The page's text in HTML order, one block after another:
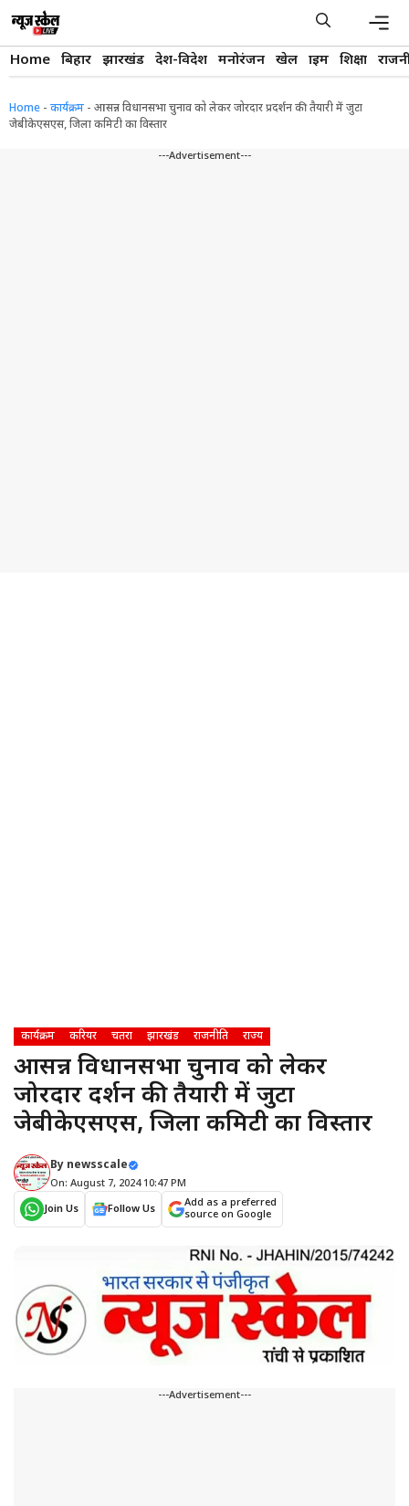
content
Home बिहार झारखंड देश-विदेश मनोरंजन खेल क्राइम शिक्षा
Home - कार्यक्रम - आसन्न विधानसभा चुनाव को लेकर जोरदार प्रदर्शन की तैयारी में जुटा
जेबीकेएसएस, जिला कमिटी का विस्तार
---Advertisement---
कार्यक्रम करियर चतरा झारखंड राजनीति राज्य
आसन्न विधानसभा चुनाव को लेकर
जोरदार प्रदर्शन की तैयारी में जुटा
जेबीकेएसएस, जिला कमिटी का विस्तार
By newsscale
On: August 7, 2024 10:47 PM
Join Us
Follow Us
Add as a preferred
source on Google
---Advertisement---